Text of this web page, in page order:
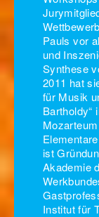
Pauls vor
und
Synthese
2011 hat
für Musik
Bartholdy“
ist
Akademie
Institut für